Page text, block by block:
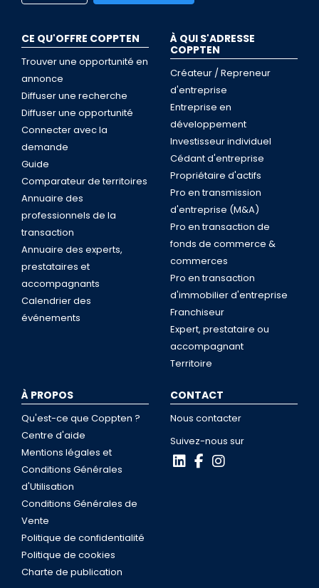
CE QU'OFFRE COPPTEN
Trouver une opportunité en
annonce
Diffuser une recherche
Diffuser une opportunité
Connecter avec la
demande
Guide
Comparateur de territoires
Annuaire des
professionnels de la
transaction
Annuaire des experts,
prestataires et
accompagnants
Calendrier des
événements
À QUI S'ADRESSE
COPPTEN
Créateur / Repreneur
d'entreprise
Entreprise en
développement
Investisseur individuel
Cédant d'entreprise
Propriétaire d'actifs
Pro en transmission
d'entreprise (M&A)
Pro en transaction de
fonds de commerce &
commerces
Pro en transaction
d'immobilier d'entreprise
Franchiseur
Expert, prestataire ou
accompagnant
Territoire
À PROPOS
Qu'est-ce que Coppten ?
Centre d'aide
Mentions légales et
Conditions Générales
d'Utilisation
Conditions Générales de
Vente
Politique de confidentialité
Politique de cookies
Charte de publication
CONTACT
Nous contacter
Suivez-nous sur